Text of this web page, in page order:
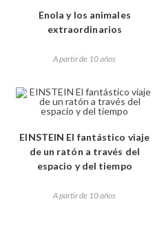
Enola y los animales
extraordinarios
A partir de 10 años
EINSTEIN El fantástico viaje
de un ratón a través del
espacio y del tiempo
A partir de 10 años